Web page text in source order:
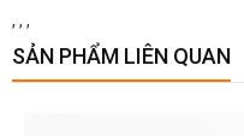
, , ,
SẢN PHẨM LIÊN QUAN